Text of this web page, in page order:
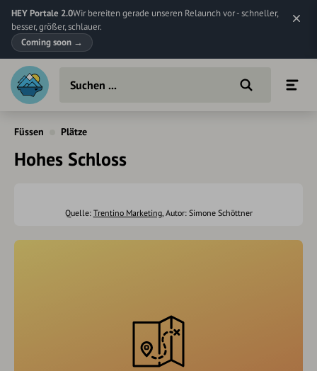
HEY Portale 2.0Wir bereiten gerade unseren Relaunch vor - schneller,
besser, größer, schlauer.
Coming soon →
Füssen Plätze
Hohes Schloss
Quelle: Trentino Marketing, Autor: Simone Schöttner